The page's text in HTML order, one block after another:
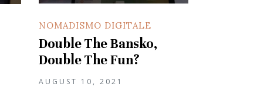
NOMADISMO DIGITALE
Double The Bansko,
Double The Fun?
AUGUST 10, 2021